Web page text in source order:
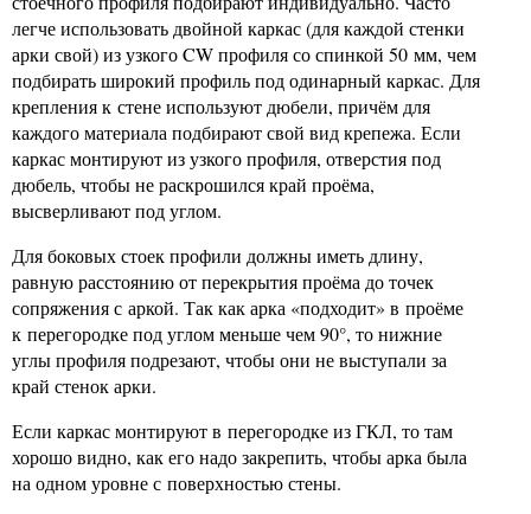
легче использовать двойной каркас (для каждой стенки
арки свой) из узкого CW профиля со спинкой 50 мм, чем
подбирать широкий профиль под одинарный каркас. Для
крепления к стене используют дюбели, причём для
каждого материала подбирают свой вид крепежа. Если
каркас монтируют из узкого профиля, отверстия под
дюбель, чтобы не раскрошился край проёма,
высверливают под углом.
Для боковых стоек профили должны иметь длину,
равную расстоянию от перекрытия проёма до точек
сопряжения с аркой. Так как арка «подходит» в проёме
к перегородке под углом меньше чем 90°, то нижние
углы профиля подрезают, чтобы они не выступали за
край стенок арки.
Если каркас монтируют в перегородке из ГКЛ, то там
хорошо видно, как его надо закрепить, чтобы арка была
на одном уровне с поверхностью стены.